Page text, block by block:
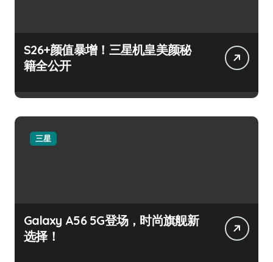
S26+颜值暴增！三星机皇美颜秘
籍全公开
三星
Galaxy A56 5G登场，时尚旗舰新
选择！